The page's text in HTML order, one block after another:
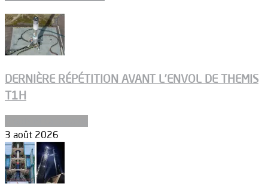
DERNIÈRE RÉPÉTITION AVANT L’ENVOL DE THEMIS
T1H
3 août 2026